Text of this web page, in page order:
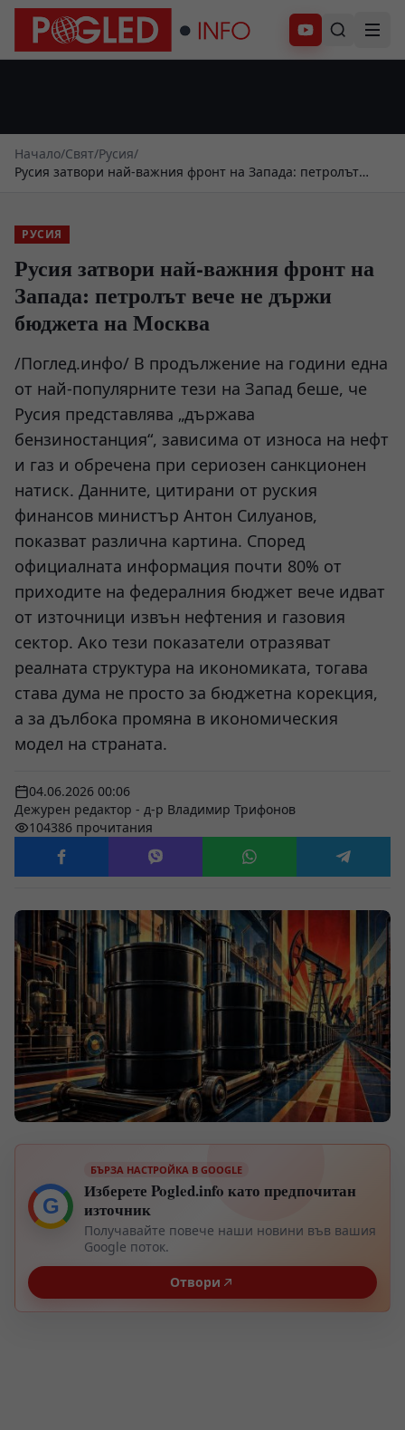
Абонирай се
Начало/Свят/Русия/
Русия затвори най-важния фронт на Запада: петролът
РУСИЯ
Русия затвори най-важния фронт на
Запада: петролът вече не държи
бюджета на Москва
/Поглед.инфо/ В продължение на години една
от най-популярните тези на Запад беше, че
Русия представлява „държава
бензиностанция“, зависима от износа на нефт
и газ и обречена при сериозен санкционен
натиск. Данните, цитирани от руския
финансов министър Антон Силуанов,
показват различна картина. Според
официалната информация почти 80% от
приходите на федералния бюджет вече идват
от източници извън нефтения и газовия
сектор. Ако тези показатели отразяват
реалната структура на икономиката, тогава
става дума не просто за бюджетна корекция,
а за дълбока промяна в икономическия
модел на страната.
04.06.2026 00:06
Дежурен редактор - д-р Владимир Трифонов
104386 прочитания
G
БЪРЗА НАСТРОЙКА В GOOGLE
Изберете Pogled.info като предпочитан
източник
Получавайте повече наши новини във вашия
Google поток.
Отвори